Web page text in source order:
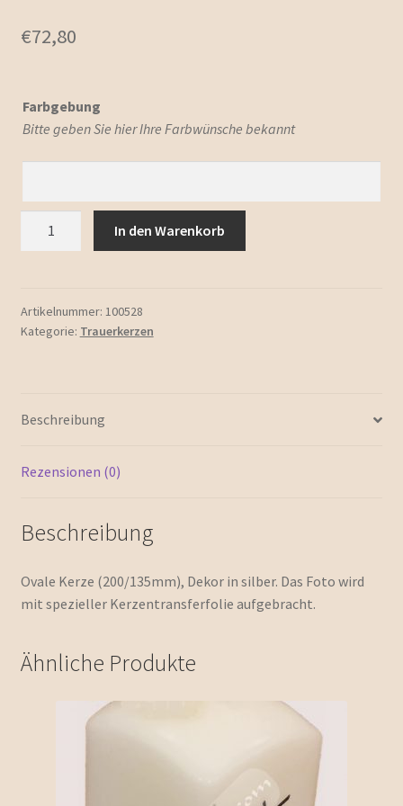
€72,80
Farbgebung
Bitte geben Sie hier Ihre Farbwünsche bekannt
In den Warenkorb
Artikelnummer: 100528
Kategorie: Trauerkerzen
Beschreibung
Rezensionen (0)
Beschreibung
Ovale Kerze (200/135mm), Dekor in silber. Das Foto wird
mit spezieller Kerzentransferfolie aufgebracht.
Ähnliche Produkte